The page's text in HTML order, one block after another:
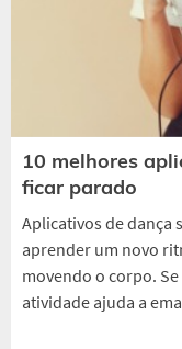
10 melhores
ficar parado
Aplicativos de dança
aprender um novo
movendo o corpo.
atividade ajuda a